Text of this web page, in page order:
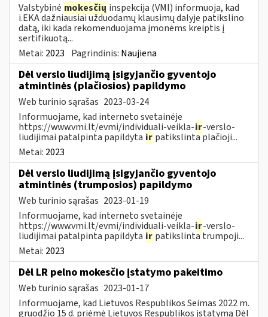
Valstybinė mokesčių inspekcija (VMI) informuoja, kad
i.EKA dažniausiai užduodamų klausimų dalyje patikslino
datą, iki kada rekomenduojama įmonėms kreiptis į
sertifikuotą...
Metai: 2023 Pagrindinis: Naujiena
Dėl verslo liudijimą įsigyjančio gyventojo
atmintinės (plačiosios) papildymo
Web turinio sąrašas 2023-03-24
Informuojame, kad interneto svetainėje
https://www.vmi.lt/evmi/individuali-veikla-ir-verslo-
liudijimai patalpinta papildyta ir patikslinta plačioji...
Metai: 2023
Dėl verslo liudijimą įsigyjančio gyventojo
atmintinės (trumposios) papildymo
Web turinio sąrašas 2023-01-19
Informuojame, kad interneto svetainėje
https://www.vmi.lt/evmi/individuali-veikla-ir-verslo-
liudijimai patalpinta papildyta ir patikslinta trumpoji...
Metai: 2023
Dėl LR pelno mokesčio įstatymo pakeitimo
Web turinio sąrašas 2023-01-17
Informuojame, kad Lietuvos Respublikos Seimas 2022 m.
gruodžio 15 d. priėmė Lietuvos Respublikos įstatymą Dėl